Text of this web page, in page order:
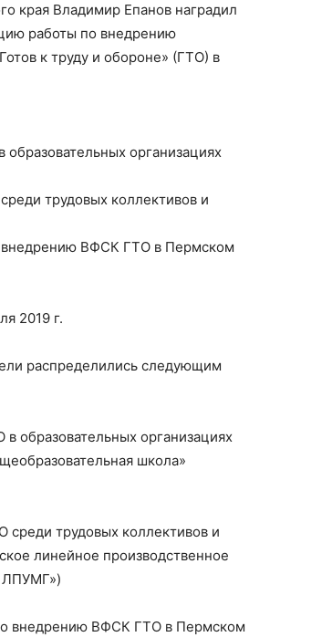
края Владимир Епанов наградил
работы по внедрению
к труду и обороне» (ГТО) в
организациях
трудовых коллективов и
внедрению ВФСК ГТО в Пермском
2019 г.
распределились следующим
образовательных организациях
школа»
трудовых коллективов и
линейное производственное
ЛПУМГ»)
внедрению ВФСК ГТО в Пермском